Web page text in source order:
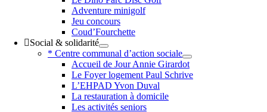
Adventure minigolf
Jeu concours
Coud’Fourchette
Social & solidarité
* Centre communal d’action sociale
Accueil de Jour Annie Girardot
Le Foyer logement Paul Schrive
L’EHPAD Yvon Duval
La restauration à domicile
Les activités seniors